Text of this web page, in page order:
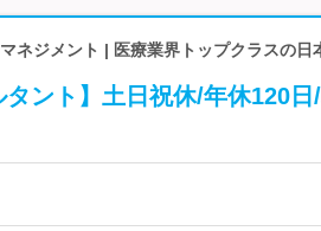
ネジメント | 医療業界トップクラスの
タント】土日祝休/年休120